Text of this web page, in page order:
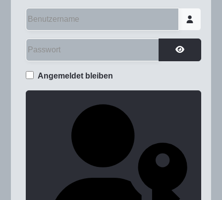
Benutzername
Passwort
Passwort
Angemeldet bleiben